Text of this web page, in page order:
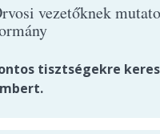
vezetőknek
tisztségekre